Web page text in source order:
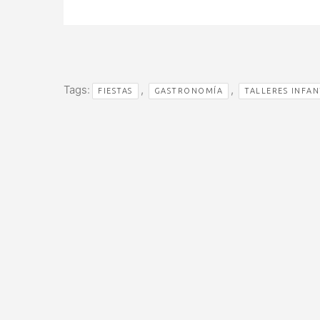
Tags: FIESTAS , GASTRONOMÍA , TALLERES